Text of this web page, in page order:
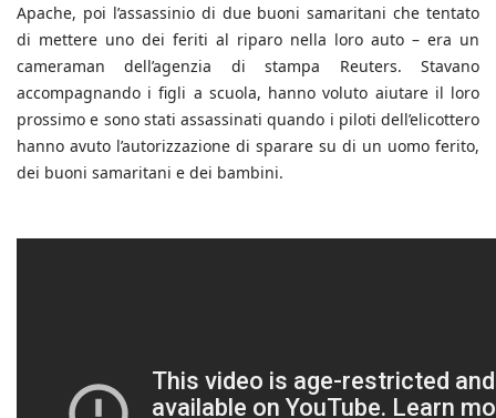
Apache, poi l’assassinio di due buoni samaritani che tentato
di mettere uno dei feriti al riparo nella loro auto – era un
cameraman dell’agenzia di stampa Reuters. Stavano
accompagnando i figli a scuola, hanno voluto aiutare il loro
prossimo e sono stati assassinati quando i piloti dell’elicottero
hanno avuto l’autorizzazione di sparare su di un uomo ferito,
dei buoni samaritani e dei bambini.